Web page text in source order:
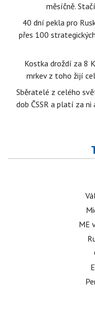
měsíčně.
40 dní pekla pro
přes 100
Kostka droždí za 8
mrkev z toho žijí
Sběratelé z celého
dob ČSSR a platí za ni
ME